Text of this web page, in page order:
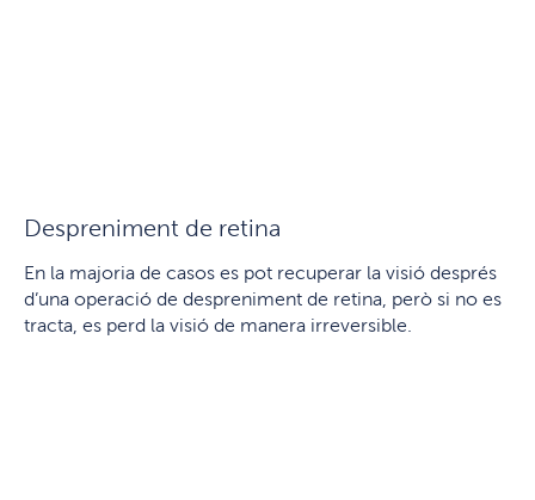
Despreniment de retina
En la majoria de casos es pot recuperar la visió després
d’una operació de despreniment de retina, però si no es
tracta, es perd la visió de manera irreversible.